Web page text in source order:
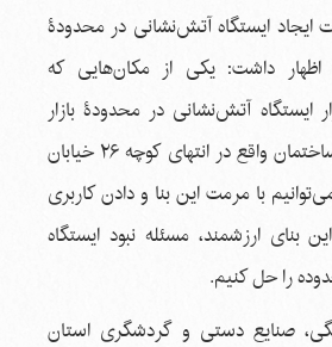
ایجاد ایستگاه آتش‌نشانی در محدودۀ
اظهار داشت: یکی از مکان‌هایی که
ایستگاه آتش‌نشانی در محدودۀ بازار
قدیم استفاده کنیم، ساختمان واقع در انتهای کوچه ۲۶ خیابان
با مرمت این بنا و دادن کاربری
بنای ارزشمند، مسئله نبود ایستگاه
را حل کنیم.
صنایع دستی و گردشگری استان